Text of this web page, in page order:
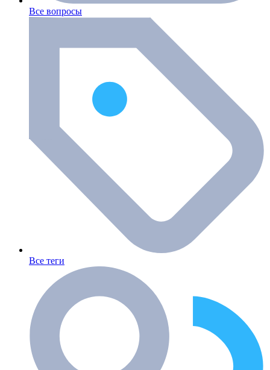
Все вопросы
Все теги